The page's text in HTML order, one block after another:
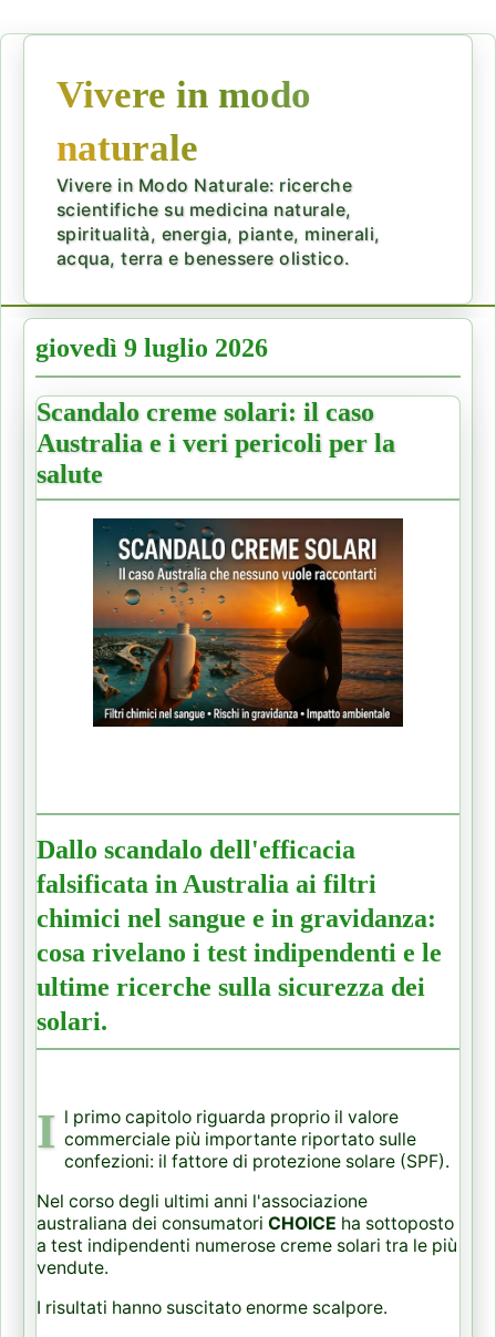
Vivere in modo
naturale
Vivere in Modo Naturale: ricerche
scientifiche su medicina naturale,
spiritualità, energia, piante, minerali,
acqua, terra e benessere olistico.
giovedì 9 luglio 2026
Scandalo creme solari: il caso
Australia e i veri pericoli per la
salute
Dallo scandalo dell'efficacia
falsificata in Australia ai filtri
chimici nel sangue e in gravidanza:
cosa rivelano i test indipendenti e le
ultime ricerche sulla sicurezza dei
solari.
I l primo capitolo riguarda proprio il valore
commerciale più importante riportato sulle
confezioni: il fattore di protezione solare (SPF).
Nel corso degli ultimi anni l'associazione
australiana dei consumatori CHOICE ha sottoposto
a test indipendenti numerose creme solari tra le più
vendute.
I risultati hanno suscitato enorme scalpore.